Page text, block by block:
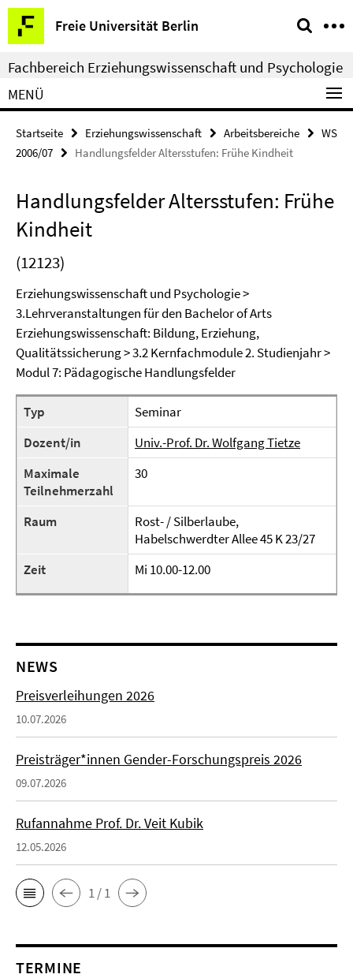
Springe
direkt
zu
Inhalt
Freie Universität Berlin
Service-
Navigation
Fachbereich Erziehungswissenschaft und Psychologie
MENÜ
Startseite Erziehungswissenschaft Arbeitsbereiche
WS
2006/07
Handlungsfelder Altersstufen: Frühe Kindheit
Handlungsfelder Altersstufen: Frühe
Kindheit
(12123)
Erziehungswissenschaft und Psychologie >
3.Lehrveranstaltungen für den Bachelor of Arts
Erziehungswissenschaft: Bildung, Erziehung,
Qualitätssicherung > 3.2 Kernfachmodule 2. Studienjahr >
Modul 7: Pädagogische Handlungsfelder
Typ
Seminar
Dozent/in
Univ.-Prof. Dr. Wolfgang Tietze
Maximale
Teilnehmerzahl
30
Raum
Rost- / Silberlaube,
Habelschwerdter Allee 45 K 23/27
Zeit
Mi 10.00-12.00
NEWS
Preisverleihungen 2026
10.07.2026
Preisträger*innen Gender-Forschungspreis 2026
09.07.2026
Rufannahme Prof. Dr. Veit Kubik
12.05.2026
1 / 1
TERMINE